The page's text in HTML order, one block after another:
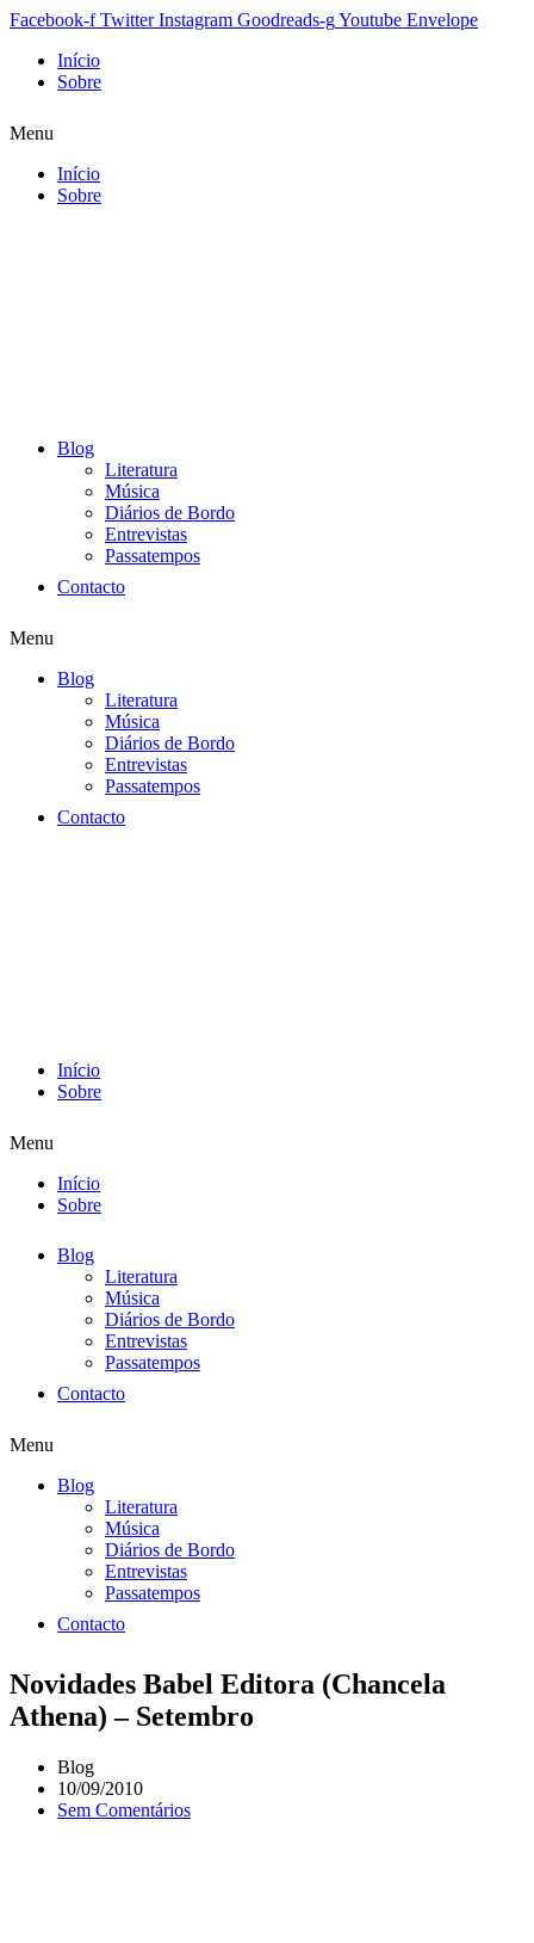
Facebook-f Twitter Instagram Goodreads-gYoutube Envelope
Início
Sobre
Menu
Início
Sobre
Blog
Literatura
Música
Diários de Bordo
Entrevistas
Passatempos
Contacto
Menu
Blog
Literatura
Música
Diários de Bordo
Entrevistas
Passatempos
Contacto
Início
Sobre
Menu
Início
Sobre
Blog
Literatura
Música
Diários de Bordo
Entrevistas
Passatempos
Contacto
Menu
Blog
Literatura
Música
Diários de Bordo
Entrevistas
Passatempos
Contacto
Novidades Babel Editora (Chancela
Athena) – Setembro
Blog
10/09/2010
Sem Comentários